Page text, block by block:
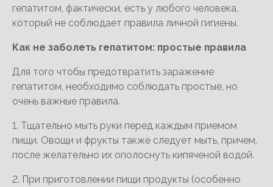
гепатитом, фактически, есть у любого человека,
который не соблюдает правила личной гигиены.
Как не заболеть гепатитом: простые правила
Для того чтобы предотвратить заражение
гепатитом, необходимо соблюдать простые, но
очень важные правила.
1. Тщательно мыть руки перед каждым приемом
пищи. Овощи и фрукты также следует мыть, причем,
после желательно их ополоснуть кипяченой водой.
2. При приготовлении пищи продукты (особенно